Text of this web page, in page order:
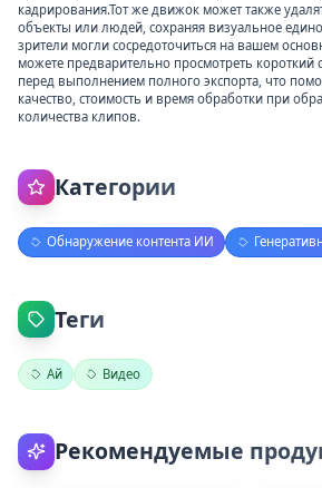
кадрирования.Тот же движок может также
объекты или людей, сохраняя визуальное
зрители могли сосредоточиться на вашем
можете предварительно просмотреть
перед выполнением полного экспорта, что
качество, стоимость и время обработки при
количества клипов.
Категории
Обнаружение контента ИИ
Теги
Ай Видео
Рекомендуемые